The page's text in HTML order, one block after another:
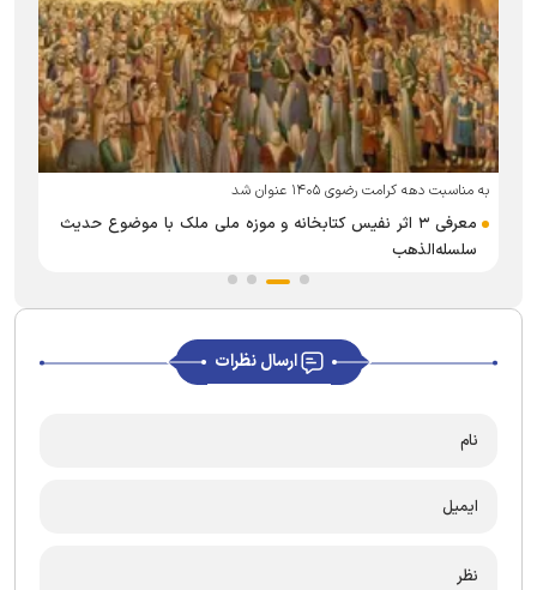
به مناسبت دهه کرامت رضوی ۱۴۰۵ عنوان شد
معرفی ۳ اثر نفیس کتابخانه و موزه ملی ملک با موضوع حدیث
سلسله‌الذهب
ارسال نظرات